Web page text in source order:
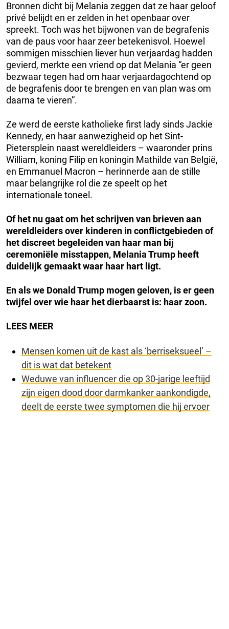
Bronnen dicht bij Melania zeggen dat ze haar geloof
privé belijdt en er zelden in het openbaar over
spreekt. Toch was het bijwonen van de begrafenis
van de paus voor haar zeer betekenisvol. Hoewel
sommigen misschien liever hun verjaardag hadden
gevierd, merkte een vriend op dat Melania “er geen
bezwaar tegen had om haar verjaardagochtend op
de begrafenis door te brengen en van plan was om
daarna te vieren”.
Ze werd de eerste katholieke first lady sinds Jackie
Kennedy, en haar aanwezigheid op het Sint-
Pietersplein naast wereldleiders – waaronder prins
William, koning Filip en koningin Mathilde van België,
en Emmanuel Macron – herinnerde aan de stille
maar belangrijke rol die ze speelt op het
internationale toneel.
Of het nu gaat om het schrijven van brieven aan
wereldleiders over kinderen in conflictgebieden of
het discreet begeleiden van haar man bij
ceremoniële misstappen, Melania Trump heeft
duidelijk gemaakt waar haar hart ligt.
En als we Donald Trump mogen geloven, is er geen
twijfel over wie haar het dierbaarst is: haar zoon.
LEES MEER
Mensen komen uit de kast als ‘berriseksueel’ –
dit is wat dat betekent
Weduwe van influencer die op 30-jarige leeftijd
zijn eigen dood door darmkanker aankondigde,
deelt de eerste twee symptomen die hij ervoer